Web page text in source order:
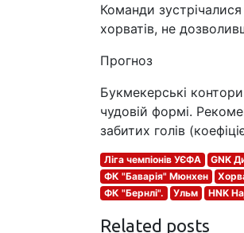
Команди зустрічалися
хорватів, не
Прогноз
Букмекерські
чудовій формі.
забитих голів
Ліга чемпіонів УЄФА GNK
ФК "Баварія" Мюнхен
ФК "Бернлі".
Ульм HNK
Related posts